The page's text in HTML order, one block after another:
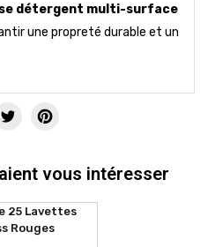
détergent multi-surface
une propreté durable et un
vous intéresser
25 Lavettes
Rouges